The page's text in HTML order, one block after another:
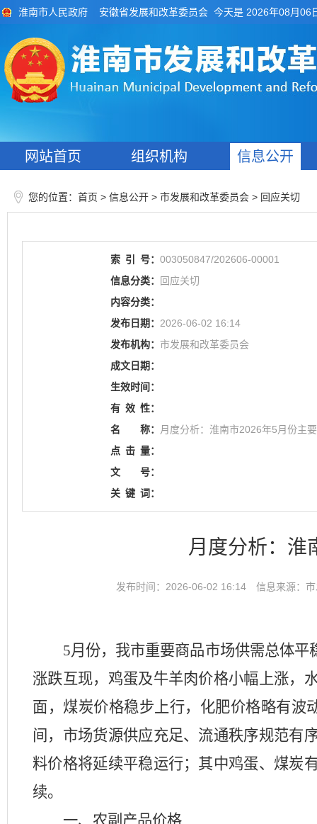
淮南市人民政府 安徽省发展和改革委员会 今天是 2026年08月06
网站首页 组织机构 信息公开
您的位置： 首页 > 信息公开 > 市发展和改革委员会 > 回应关切
索 引 号： 003050847/202606-00001
信息分类：
回应关切
内容分类：
发布日期： 2026-06-02 16:14
发布机构： 市发展和改革委员会
成文日期：
生效时间：
有 效 性：
名
称：
月度分析：淮南市2026年5月份主
点 击 量：
文
号：
关 键 词：
月度分析：淮
发布时间：2026-06-02 16:14 信息来源：
5月份，我市重要商品市场供需总体
涨跌互现，鸡蛋及牛羊肉价格小幅上涨，
面，煤炭价格稳步上行，化肥价格略有波
间，市场货源供应充足、流通秩序规范有
料价格将延续平稳运行；其中鸡蛋、煤炭
续。
一、农副产品价格